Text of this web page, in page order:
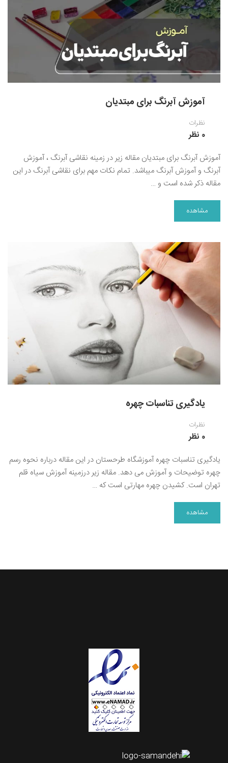
آموزش آبرنگ برای مبتدیان
نظرات
0 نظر
آموزش آبرنگ برای مبتدیان مقاله زیر در زمینه نقاشی آبرنگ ، آموزش
آبرنگ و آموزش آبرنگ میباشد. تمام نکات مهم برای نقاشی آبرنگ در این
مقاله ذکر شده است و …
مشاهده
یادگیری تناسبات چهره
نظرات
0 نظر
یادگیری تناسبات چهره آموزشگاه طرحستان در این مقاله درباره نحوه رسم
چهره توضیحات و آموزش می دهد. مقاله زیر درزمینه آموزش سیاه قلم
تهران است. کشیدن چهره مهارتی است که …
مشاهده